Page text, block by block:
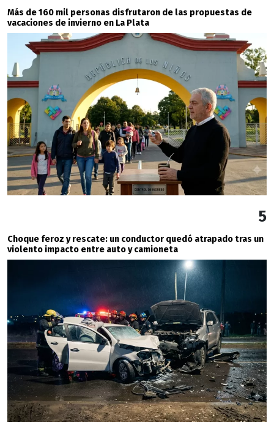
Más de 160 mil personas disfrutaron de las propuestas de
vacaciones de invierno en La Plata
5
Choque feroz y rescate: un conductor quedó atrapado tras un
violento impacto entre auto y camioneta